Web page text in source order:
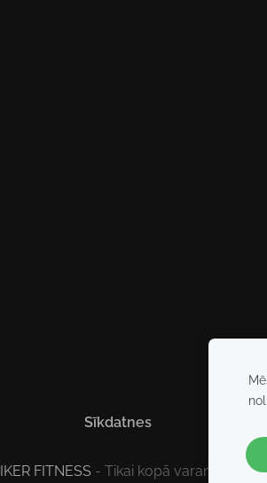
Sīkdatnes
FITNESS - Tikai kopā varam